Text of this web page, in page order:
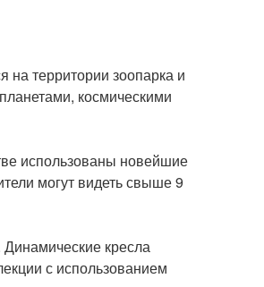
территории зоопарка и
космическими
использованы новейшие
могут видеть свыше 9
кресла
с использованием